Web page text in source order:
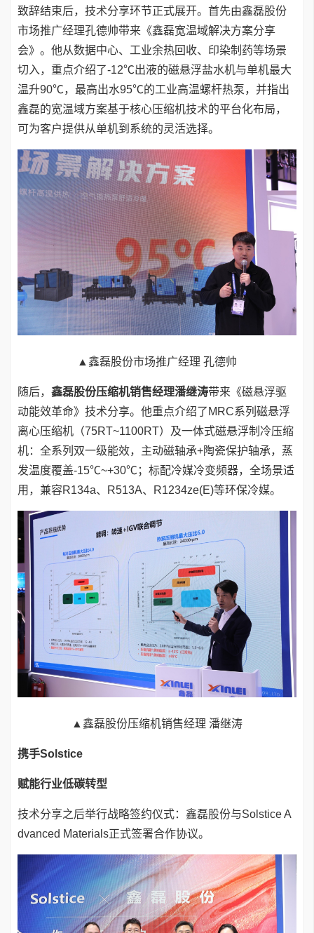
致辞结束后，技术分享环节正式展开。首先由鑫磊股份
市场推广经理孔德帅带来《鑫磊宽温域解决方案分享
会》。他从数据中心、工业余热回收、印染制药等场景
切入，重点介绍了-12℃出液的磁悬浮盐水机与单机最大
温升90℃，最高出水95℃的工业高温螺杆热泵，并指出
鑫磊的宽温域方案基于核心压缩机技术的平台化布局，
可为客户提供从单机到系统的灵活选择。
▲鑫磊股份市场推广经理 孔德帅
随后， 鑫磊股份压缩机销售经理潘继涛带来《磁悬浮驱
动能效革命》技术分享。他重点介绍了MRC系列磁悬浮
离心压缩机（75RT~1100RT）及一体式磁悬浮制冷压缩
机：全系列双一级能效，主动磁轴承+陶瓷保护轴承，蒸
发温度覆盖-15℃~+30℃；标配冷媒冷变频器，全场景适
用，兼容R134a、R513A、R1234ze(E)等环保冷媒。
▲鑫磊股份压缩机销售经理 潘继涛
携手Solstice
赋能行业低碳转型
技术分享之后举行战略签约仪式：鑫磊股份与Solstice A
dvanced Materials正式签署合作协议。